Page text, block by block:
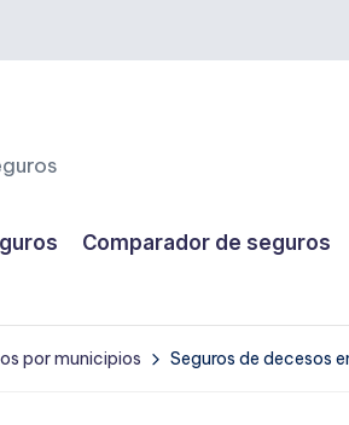
Comparador de seguros
por municipios Seguros de decesos